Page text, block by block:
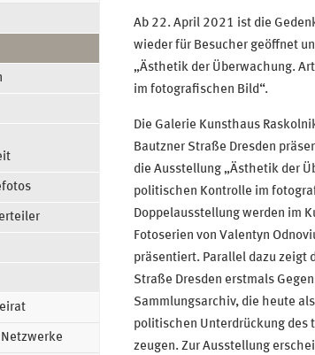
Ab 22. April 2021 ist die
wieder für Besucher geöffnet
„Ästhetik der Überwachung.
im fotografischen Bild“.
Die Galerie Kunsthaus
Bautzner Straße Dresden
die Ausstellung „Ästhetik der
politischen Kontrolle im
Doppelausstellung werden im
Fotoserien von Valentyn
präsentiert. Parallel dazu zeigt
Straße Dresden erstmals
Sammlungsarchiv, die heute
politischen Unterdrückung des
zeugen. Zur Ausstellung